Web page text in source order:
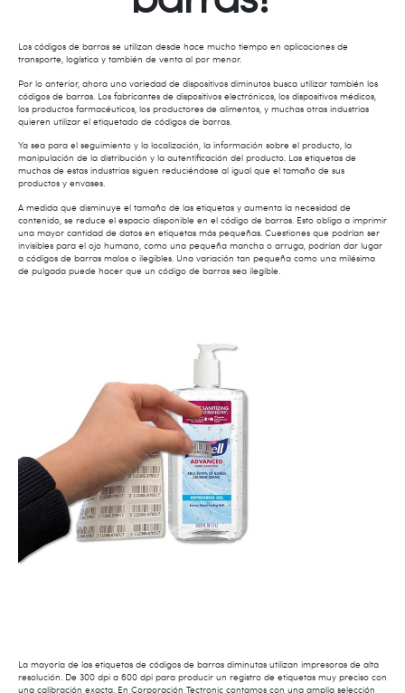
Los códigos de barras se utilizan desde hace mucho tiempo en aplicaciones de
transporte, logística y también de venta al por menor.
Por lo anterior, ahora una variedad de dispositivos diminutos busca utilizar también los
códigos de barras. Los fabricantes de dispositivos electrónicos, los dispositivos médicos,
los productos farmacéuticos, los productores de alimentos, y muchas otras industrias
quieren utilizar el etiquetado de códigos de barras.
Ya sea para el seguimiento y la localización, la información sobre el producto, la
manipulación de la distribución y la autentificación del producto. Las etiquetas de
muchas de estas industrias siguen reduciéndose al igual que el tamaño de sus
productos y envases.
A medida que disminuye el tamaño de las etiquetas y aumenta la necesidad de
contenido, se reduce el espacio disponible en el código de barras. Esto obliga a imprimir
una mayor cantidad de datos en etiquetas más pequeñas. Cuestiones que podrían ser
invisibles para el ojo humano, como una pequeña mancha o arruga, podrían dar lugar
a códigos de barras malos o ilegibles. Una variación tan pequeña como una milésima
de pulgada puede hacer que un código de barras sea ilegible.
La mayoría de las etiquetas de códigos de barras diminutas utilizan impresoras de alta
resolución. De 300 dpi a 600 dpi para producir un registro de etiquetas muy preciso con
una calibración exacta. En Corporación Tectronic contamos con una amplia selección